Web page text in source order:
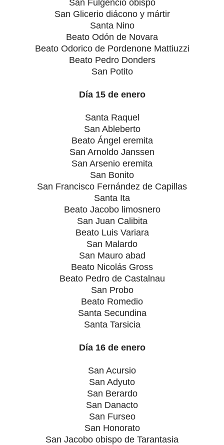
San Fulgencio obispo
San Glicerio diácono y mártir
Santa Nino
Beato Odón de Novara
Beato Odorico de Pordenone Mattiuzzi
Beato Pedro Donders
San Potito
Día 15 de enero
Santa Raquel
San Ableberto
Beato Ángel eremita
San Arnoldo Janssen
San Arsenio eremita
San Bonito
San Francisco Fernández de Capillas
Santa Ita
Beato Jacobo limosnero
San Juan Calibita
Beato Luis Variara
San Malardo
San Mauro abad
Beato Nicolás Gross
Beato Pedro de Castalnau
San Probo
Beato Romedio
Santa Secundina
Santa Tarsicia
Día 16 de enero
San Acursio
San Adyuto
San Berardo
San Danacto
San Furseo
San Honorato
San Jacobo obispo de Tarantasia